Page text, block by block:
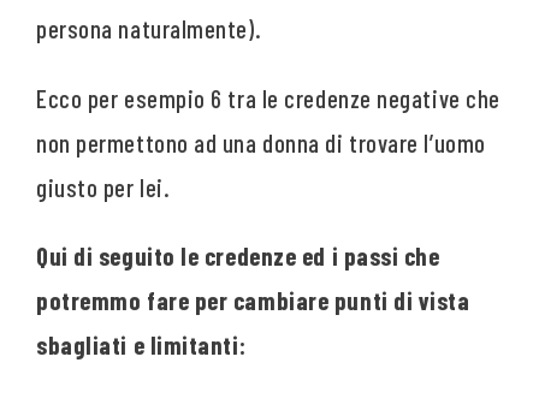
persona naturalmente).
Ecco per esempio 6 tra le credenze negative che
non permettono ad una donna di trovare l’uomo
giusto per lei.
Qui di seguito le credenze ed i passi che
potremmo fare per cambiare punti di vista
sbagliati e limitanti: